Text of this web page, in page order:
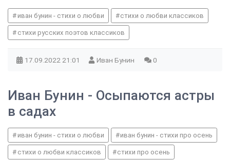
иван бунин - стихи о любви стихи о любви классиков
стихи русских поэтов классиков
17.09.2022 21:01 Иван Бунин 0
Иван Бунин - Осыпаются астры
в садах
иван бунин - стихи о любви иван бунин - стихи про осень
стихи о любви классиков стихи про осень